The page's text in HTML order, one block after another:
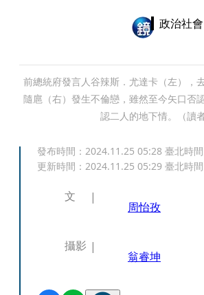
政治社會
前總統府發言人谷辣斯．尤達卡（左），
隨扈（右）發生不倫戀，雖然至今矢口否
認二人的地下情。（讀者
發布時間： 2024.11.25 05:28 臺北時間
更新時間： 2024.11.25 05:29 臺北時間
文
周怡孜
攝影
翁睿坤